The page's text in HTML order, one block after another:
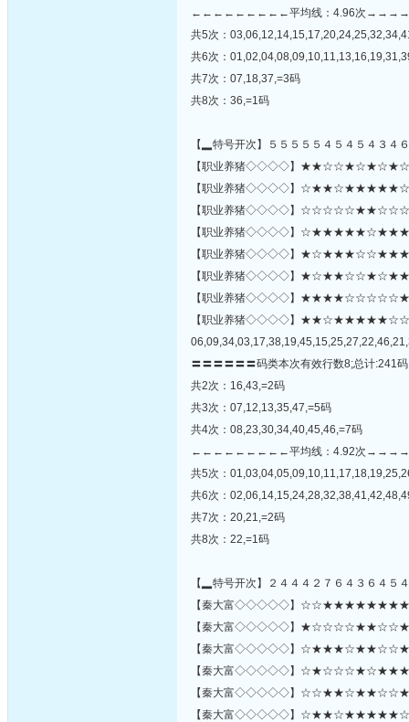
←←←←←←←←←平均线：4.96次
共5次：
共6次：
共7次：07,18,37,=3码
共8次：36,=1码
【▂特号开次】５５５５５４５４５４３４
【职业养猪◇◇◇◇】
【职业养猪◇◇◇◇】
【职业养猪◇◇◇◇】
【职业养猪◇◇◇◇】
【职业养猪◇◇◇◇】
【职业养猪◇◇◇◇】
【职业养猪◇◇◇◇】
【职业养猪◇◇◇◇】
〓〓〓〓〓〓码类本次有效行数8;总计:241
共2次：16,43,=2码
共3次：07,12,13,35,47,=5码
共4次：08,23,30,34,40,45,46,=7码
←←←←←←←←←平均线：4.92次
共5次：
共6次：
共7次：20,21,=2码
共8次：22,=1码
【▂特号开次】２４４４２７６４３６４５
【秦大富◇◇◇◇◇】
【秦大富◇◇◇◇◇】
【秦大富◇◇◇◇◇】
【秦大富◇◇◇◇◇】
【秦大富◇◇◇◇◇】
【秦大富◇◇◇◇◇】